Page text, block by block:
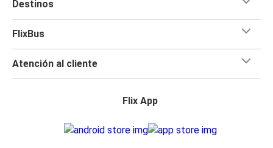
Destinos
FlixBus
Atención al cliente
Flix App